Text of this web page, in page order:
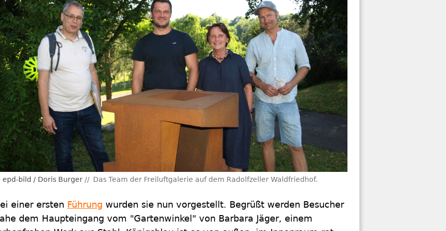
epd-bild / Doris Burger Das Team der Freiluftgalerie auf dem Radolfzeller Waldfriedhof.
einer ersten Führung wurden sie nun vorgestellt. Begrüßt werden Besucher
dem Haupteingang vom "Gartenwinkel" von Barbara Jäger, einem